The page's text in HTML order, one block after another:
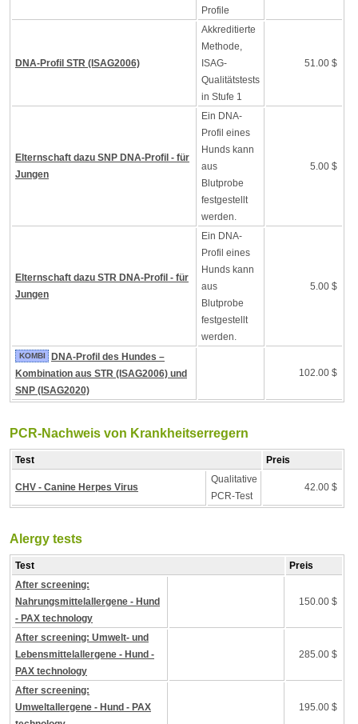
Profile
DNA-Profil STR (ISAG2006)
Akkreditierte
Methode,
ISAG-
Qualitätstests
in Stufe 1
51.00 $
Elternschaft dazu SNP DNA-Profil - für
Jungen
Ein DNA-
Profil eines
Hunds kann
aus
Blutprobe
festgestellt
werden.
5.00 $
Elternschaft dazu STR DNA-Profil - für
Jungen
Ein DNA-
Profil eines
Hunds kann
aus
Blutprobe
festgestellt
werden.
5.00 $
KOMBI
DNA-Profil des Hundes –
Kombination aus STR (ISAG2006) und
SNP (ISAG2020)
102.00 $
PCR-Nachweis von Krankheitserregern
Test Preis
CHV - Canine Herpes Virus
Qualitative
PCR-Test
42.00 $
Alergy tests
Test
Preis
After screening:
Nahrungsmittelallergene - Hund
- PAX technology
150.00 $
After screening: Umwelt- und
Lebensmittelallergene - Hund -
PAX technology
285.00 $
After screening:
Umweltallergene - Hund - PAX
195.00 $